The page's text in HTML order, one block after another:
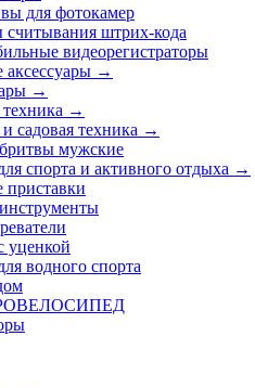
для фотокамер
считывания штрих-кода
видеорегистраторы
аксессуары →
→
техника →
садовая техника →
мужские
спорта и активного отдыха →
уценкой
водного спорта